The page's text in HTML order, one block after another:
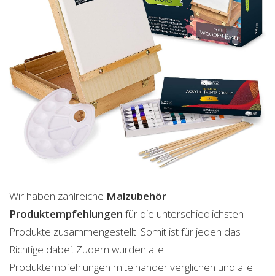
Wir haben zahlreiche Malzubehör
Produktempfehlungen für die unterschiedlichsten
Produkte zusammengestellt. Somit ist für jeden das
Richtige dabei. Zudem wurden alle
Produktempfehlungen miteinander verglichen und alle